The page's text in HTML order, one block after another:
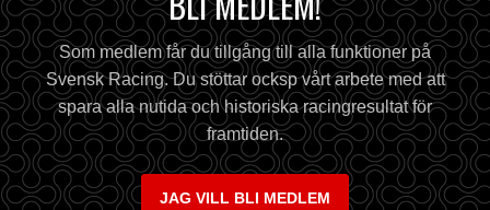
Som medlem får du tillgång till alla funktioner på
Svensk Racing. Du stöttar ocksp vårt arbete med att
spara alla nutida och historiska racingresultat för
framtiden.
JAG VILL BLI MEDLEM